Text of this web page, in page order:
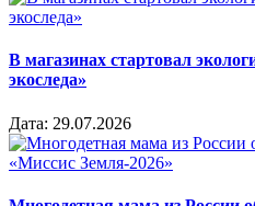
В магазинах стартовал
экоследа»
Дата: 29.07.2026